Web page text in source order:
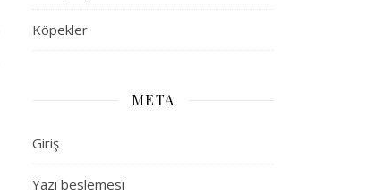
Köpekler
META
Giriş
Yazı beslemesi